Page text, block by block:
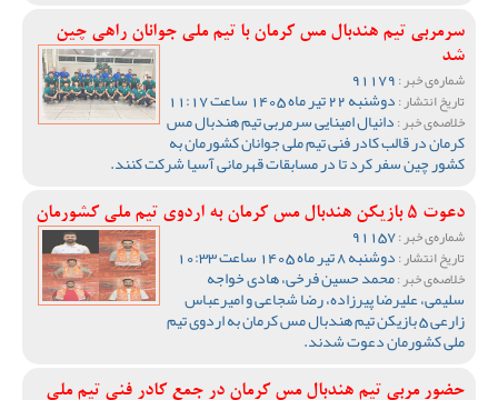
سرمربی تیم هندبال مس کرمان با تیم ملی جوانان راهی چین
شد
شماره‌ی خبر :
تاریخ انتشار :دوشنبه 22 تیر ماه 1405 ساعت 11:17
خلاصه‌ی خبر :دانیال امینایی سرمربی تیم هندبال مس
کرمان در قالب کادر فنی تیم ملی جوانان کشورمان به
کشور چین سفر کرد تا در مسابقات قهرمانی آسیا شرکت کنند.
دعوت 5 بازیکن هندبال مس کرمان به اردوی تیم ملی کشورمان
شماره‌ی خبر :
تاریخ انتشار :دوشنبه 8 تیر ماه 1405 ساعت 10:33
خلاصه‌ی خبر :محمد حسین فرخی، هادی خواجه
سلیمی، علیرضا پیرزاده، رضا شجاعی و امیرعباس
زارعی 5 بازیکن تیم هندبال مس کرمان به اردوی تیم
ملی کشورمان دعوت شدند.
حضور مربی تیم هندبال مس کرمان در جمع کادر فنی تیم ملی